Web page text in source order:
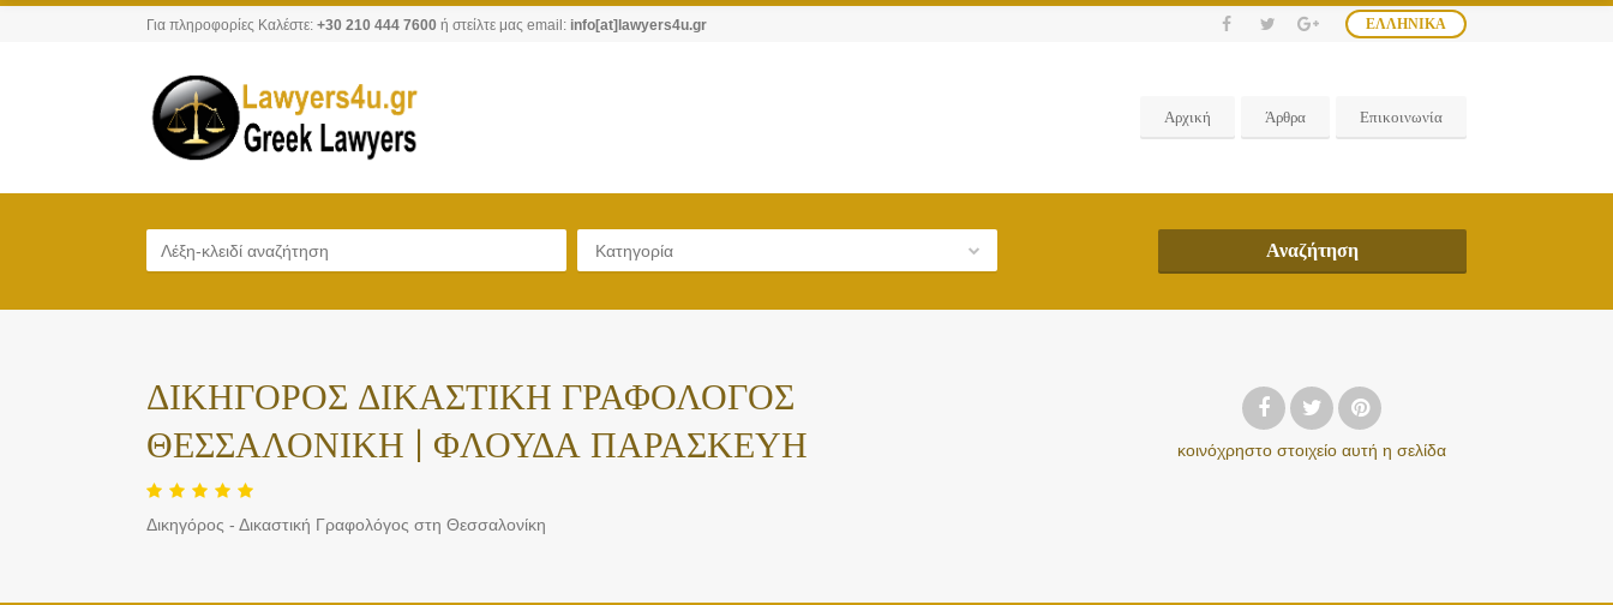
ΕΛΛΗΝΙΚΆ
Για πληροφορίες Καλέστε: +30 210 444 7600 ή στείλτε μας email: info[at]lawyers4u.gr
Αρχική Άρθρα Επικοινωνία
Κατηγορία Αναζήτηση
ΔΙΚΗΓΟΡΟΣ ΔΙΚΑΣΤΙΚΗ ΓΡΑΦΟΛΟΓΟΣ
ΘΕΣΣΑΛΟΝΙΚΗ | ΦΛΟΥΔΑ ΠΑΡΑΣΚΕΥΗ
Δικηγόρος - Δικαστική Γραφολόγος στη Θεσσαλονίκη
κοινόχρηστο στοιχείο αυτή η σελίδα